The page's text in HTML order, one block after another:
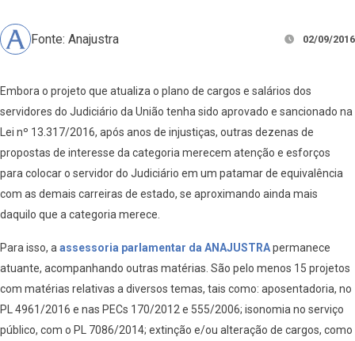
Fonte: Anajustra 02/09/2016
Embora o projeto que atualiza o plano de cargos e salários dos
servidores do Judiciário da União tenha sido aprovado e sancionado na
Lei nº 13.317/2016, após anos de injustiças, outras dezenas de
propostas de interesse da categoria merecem atenção e esforços
para colocar o servidor do Judiciário em um patamar de equivalência
com as demais carreiras de estado, se aproximando ainda mais
daquilo que a categoria merece.
Para isso, a assessoria parlamentar da ANAJUSTRApermanece
atuante, acompanhando outras matérias. São pelo menos 15 projetos
com matérias relativas a diversos temas, tais como: aposentadoria, no
PL 4961/2016 e nas PECs 170/2012 e 555/2006; isonomia no serviço
público, com o PL 7086/2014; extinção e/ou alteração de cargos, como